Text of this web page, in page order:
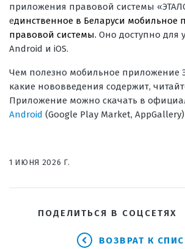
приложения правовой системы
единственное в Беларуси мобильное
правовой системы. Оно доступно для
Android и iOS.
Чем полезно мобильное приложение
какие нововведения содержит,
Приложение можно скачать в
Android (Google Play Market,
1 ИЮНЯ 2026 Г.
ПОДЕЛИТЬСЯ В СОЦСЕТЯХ
ВОЗВРАТ К